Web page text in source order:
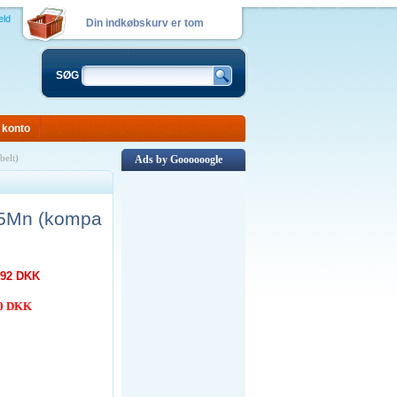
Din indkøbskurv er tom
SØG
konto
(kompa
DKK
DKK
Ads by Goooooogle